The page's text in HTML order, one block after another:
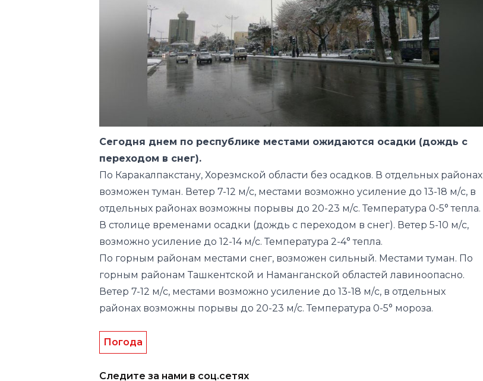
Сегодня днем по республике местами ожидаются осадки (дождь с
переходом в снег).
По Каракалпакстану, Хорезмской области без осадков. В отдельных районах
возможен туман. Ветер 7-12 м/с, местами возможно усиление до 13-18 м/с, в
отдельных районах возможны порывы до 20-23 м/с. Температура 0-5° тепла.
В столице временами осадки (дождь с переходом в снег). Ветер 5-10 м/с,
возможно усиление до 12-14 м/с. Температура 2-4° тепла.
По горным районам местами снег, возможен сильный. Местами туман. По
горным районам Ташкентской и Наманганской областей лавиноопасно.
Ветер 7-12 м/с, местами возможно усиление до 13-18 м/с, в отдельных
районах возможны порывы до 20-23 м/с. Температура 0-5° мороза.
Погода